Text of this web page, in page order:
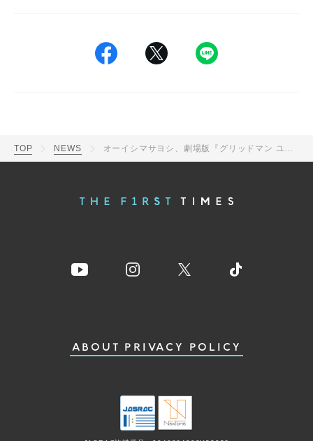
TOP NEWS オーイシマサヨシ、劇場版『グリッドマン ユニバース』主題歌「uni-verse」を一発撮りパフォーマンス
ABOUT PRIVACY POLICY